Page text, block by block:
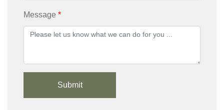
Message